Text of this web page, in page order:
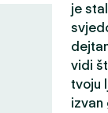
je
vidi
tvoju
izvan